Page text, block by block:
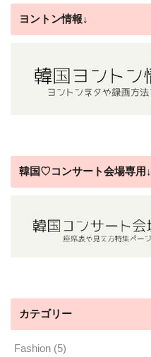
ヨントン情報↓
韓国♡コンサート会場専用↓
カテゴリー
Fashion (5)